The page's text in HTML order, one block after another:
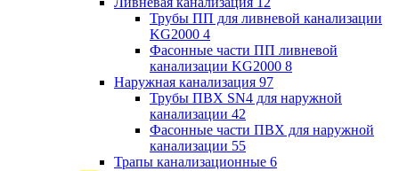
Трубы ПП для ливневой канализации
KG2000 4
Фасонные части ПП ливневой
канализации KG2000 8
Наружная канализация 97
Трубы ПВХ SN4 для наружной
канализации 42
Фасонные части ПВХ для наружной
канализации 55
Трапы канализационные 6